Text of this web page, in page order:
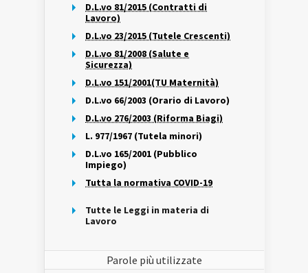
D.L.vo 81/2015 (Contratti di
Lavoro)
D.L.vo 23/2015 (Tutele Crescenti)
D.L.vo 81/2008 (Salute e
Sicurezza)
D.L.vo 151/2001(TU Maternità)
D.L.vo 66/2003 (Orario di Lavoro)
D.L.vo 276/2003 (Riforma Biagi)
L. 977/1967 (Tutela minori)
D.L.vo 165/2001 (Pubblico
Impiego)
Tutta la normativa COVID-19
Tutte le Leggi in materia di
Lavoro
Parole più utilizzate